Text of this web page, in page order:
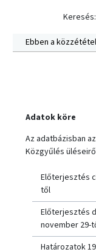
Keresés:
Ebben a
Adatok köre
Az adatbázisban
Közgyűlés
Előterjesztés
től
Előterjesztés
november 29-
Határozatok